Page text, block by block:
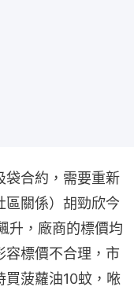
袋合約，需要重新
區關係）胡勁欣今
升，廠商的標價均
容標價不合理，市
買菠蘿油10蚊，𠵱